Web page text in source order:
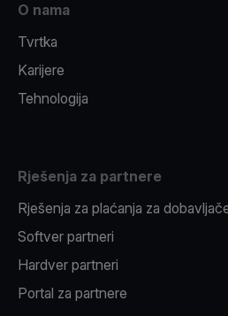
O nama
Tvrtka
Karijere
Tehnologija
Rješenja za partnere
Rješenja za plaćanja za
Softver partneri
Hardver partneri
Portal za partnere